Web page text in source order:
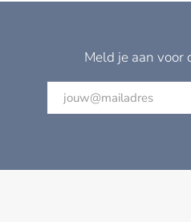
Meld je aan voor